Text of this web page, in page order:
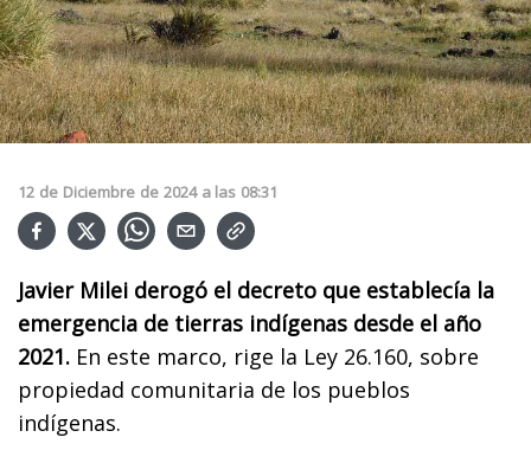
12 de Diciembre de 2024 a las 08:31
Javier Milei derogó el decreto que establecía la
emergencia de tierras indígenas desde el año
2021. En este marco, rige la Ley 26.160, sobre
propiedad comunitaria de los pueblos
indígenas.